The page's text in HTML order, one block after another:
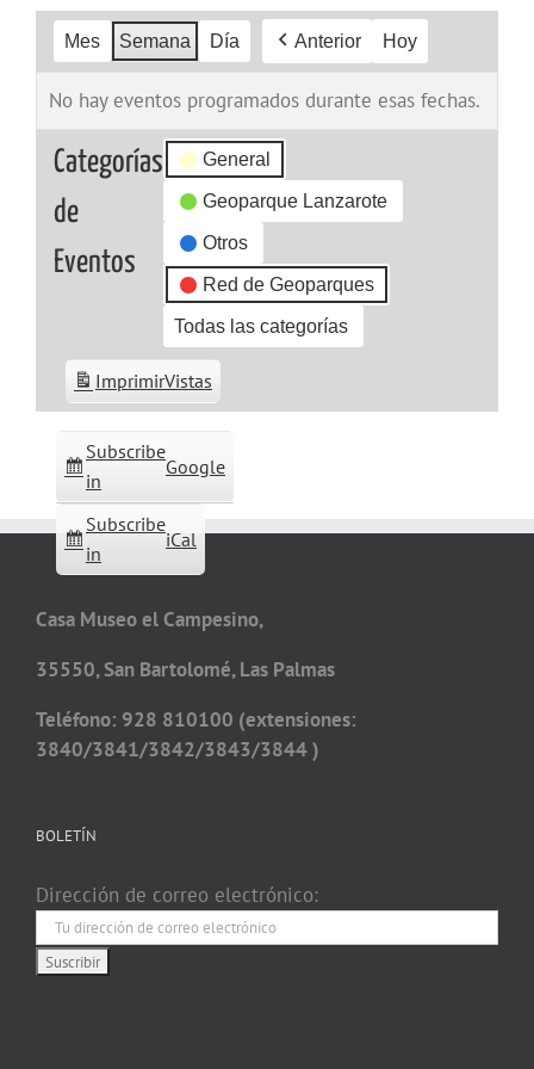
Mes Semana Día Anterior Hoy
No hay eventos programados durante esas fechas.
Categorías
de
Eventos
General
Geoparque Lanzarote
Otros
Red de Geoparques
Todas las categorías
Subscribe
in
Google
Subscribe
in
iCal
ImprimirVistas
Casa Museo el Campesino,
35550, San Bartolomé, Las Palmas
Teléfono: 928 810100 (extensiones:
3840/3841/3842/3843/3844 )
BOLETÍN
Dirección de correo electrónico: